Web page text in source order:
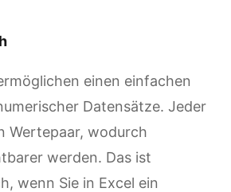
einen einfachen
Datensätze. Jeder
Wertepaar, wodurch
werden. Das ist
wenn Sie in Excel ein